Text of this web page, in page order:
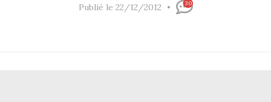
Publié le 22/12/2012 30